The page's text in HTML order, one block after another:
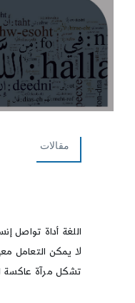
مقالات
اللغة أداة تواصل
لا يمكن التعامل
تشكل مرآة عاكسة